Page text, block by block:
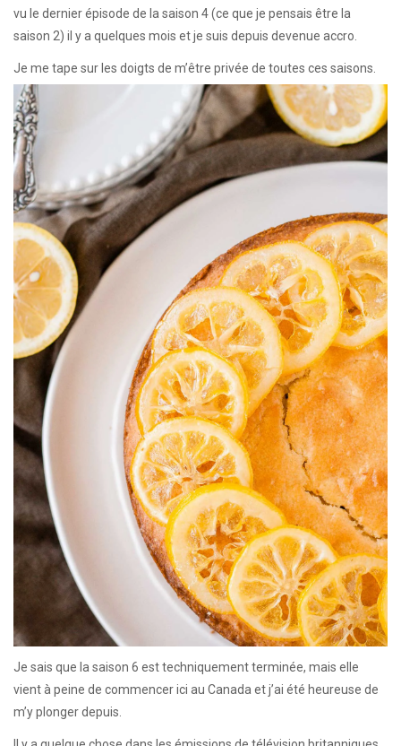
vu le dernier épisode de la saison 4 (ce que je pensais être la
saison 2) il y a quelques mois et je suis depuis devenue accro.
Je me tape sur les doigts de m’être privée de toutes ces saisons.
Je sais que la saison 6 est techniquement terminée, mais elle
vient à peine de commencer ici au Canada et j’ai été heureuse de
m’y plonger depuis.